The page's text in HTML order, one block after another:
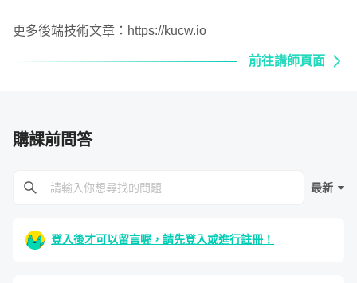
這個第三階段，則會進階到多個服務的微服務架構。在這個
使用 Spring Security，去保護微服務中的所有程式，但是
在這個階段的實戰演練，則是會在數個 Spring Boot 程式的
由 Spring Security + JWT 當作 Token 驗證，
件、使用方式都有很多種)，
另外在一個專案中也遇到要使用 JWT 當作使
去驗證每個 api，
其實非常常見，還不趕快報名嗎QQ
----------------------------------------------------------------
更多後端技術文章：https://kucw.io
前往講師頁面
購課前問答
最新
登入後才可以留言喔，請先登入或進行註冊！